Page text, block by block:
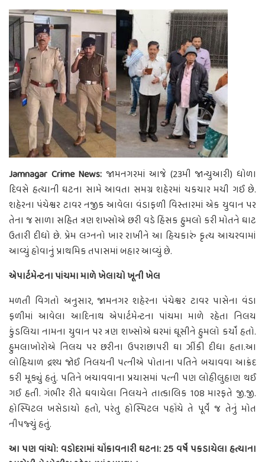
Jamnagar Crime News: જામનગરમાં આજે (23મી જાન્યુઆરી) ધોળા
દિવસે હત્યાની ઘટના સામે આવતા સમગ્ર શહેરમાં ચકચાર મચી ગઈ છે.
શહેરના પંચેશ્વર ટાવર નજીક આવેલા વંડાફળી વિસ્તારમાં એક યુવાન પર
તેના જ સાળા સહિત ત્રણ શખ્સોએ છરી વડે હિંસક હુમલો કરી મોતને ઘાટ
ઉતારી દીધો છે. પ્રેમ લગ્નનો ખાર રાખીને આ હિચકારું કૃત્ય આચરવામાં
આવ્યું હોવાનું પ્રાથમિક તપાસમાં બહાર આવ્યું છે.
એપાર્ટમેન્ટના પાંચમા માળે ખેલાયો ખૂની ખેલ
મળતી વિગતો અનુસાર, જામનગર શહેરના પંચેશ્વર ટાવર પાસેના વંડા
ફળીમાં આવેલા આદિનાથ એપાર્ટમેન્ટના પાંચમા માળે રહેતા નિલય
કુંડલિયા નામના યુવાન પર ત્રણ શખ્સોએ ઘરમાં ઘૂસીને હુમલો કર્યો હતો.
હુમલાખોરોએ નિલય પર છરીના ઉપરાછાપરી ઘા ઝીંકી દીધા હતા.આ
લોહિયાળ દ્રશ્ય જોઈ નિલયની પત્નીએ પોતાના પતિને બચાવવા આક્રંદ
કરી મૂક્યું હતું. પતિને બચાવવાના પ્રયાસમાં પત્ની પણ લોહીલુહાણ થઈ
ગઈ હતી. ગંભીર રીતે ઘવાયેલા નિલયને તાત્કાલિક 108 મારફતે જી.જી.
હોસ્પિટલ ખસેડાયો હતો, પરંતુ હોસ્પિટલ પહોંચે તે પૂર્વે જ તેનું મોત
નીપજ્યું હતું.
આ પણ વાંચો: વડોદરામાં ચોંકાવનારી ઘટના: 25 વર્ષે પકડાયેલા હત્યાના